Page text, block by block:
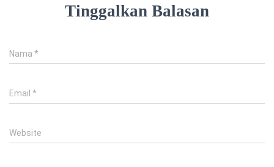
Tinggalkan Balasan
Nama *
Email *
Website